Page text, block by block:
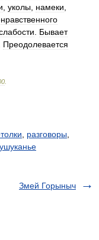
уколы намеки
нравственного
Бывает
Преодолевается
разговоры
Змей Горыныч